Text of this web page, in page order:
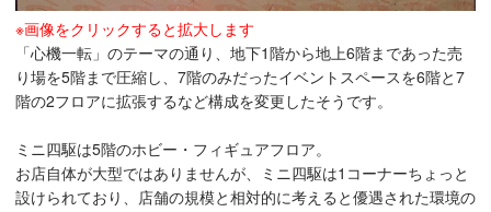
※画像をクリックすると拡大します
「心機一転」のテーマの通り、地下1階から地上6階まであった売
り場を5階まで圧縮し、7階のみだったイベントスペースを6階と7
階の2フロアに拡張するなど構成を変更したそうです。
ミニ四駆は5階のホビー・フィギュアフロア。
お店自体が大型ではありませんが、ミニ四駆は1コーナーちょっと
設けられており、店舗の規模と相対的に考えると優遇された環境の